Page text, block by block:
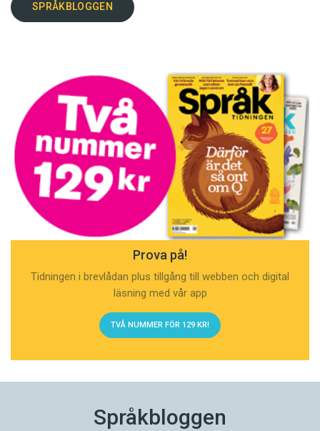
SPRÅKBLOGGEN
Prova på!
Tidningen i brevlådan plus tillgång till webben och digital
läsning med vår app
TVÅ NUMMER FÖR 129 KR!
Språkbloggen